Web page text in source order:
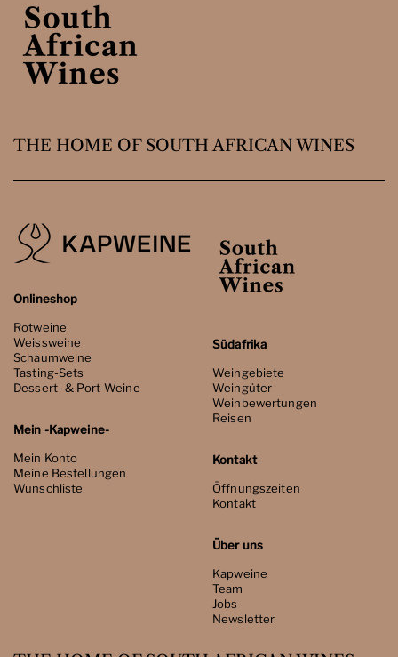
THE HOME OF SOUTH AFRICAN WINES
Onlineshop
Rotweine
Weissweine
Schaumweine
Tasting-Sets
Dessert- & Port-Weine
Mein -Kapweine-
Mein Konto
Meine Bestellungen
Wunschliste
Südafrika
Weingebiete
Weingüter
Weinbewertungen
Reisen
Kontakt
Öffnungszeiten
Kontakt
Über uns
Kapweine
Team
Jobs
Newsletter